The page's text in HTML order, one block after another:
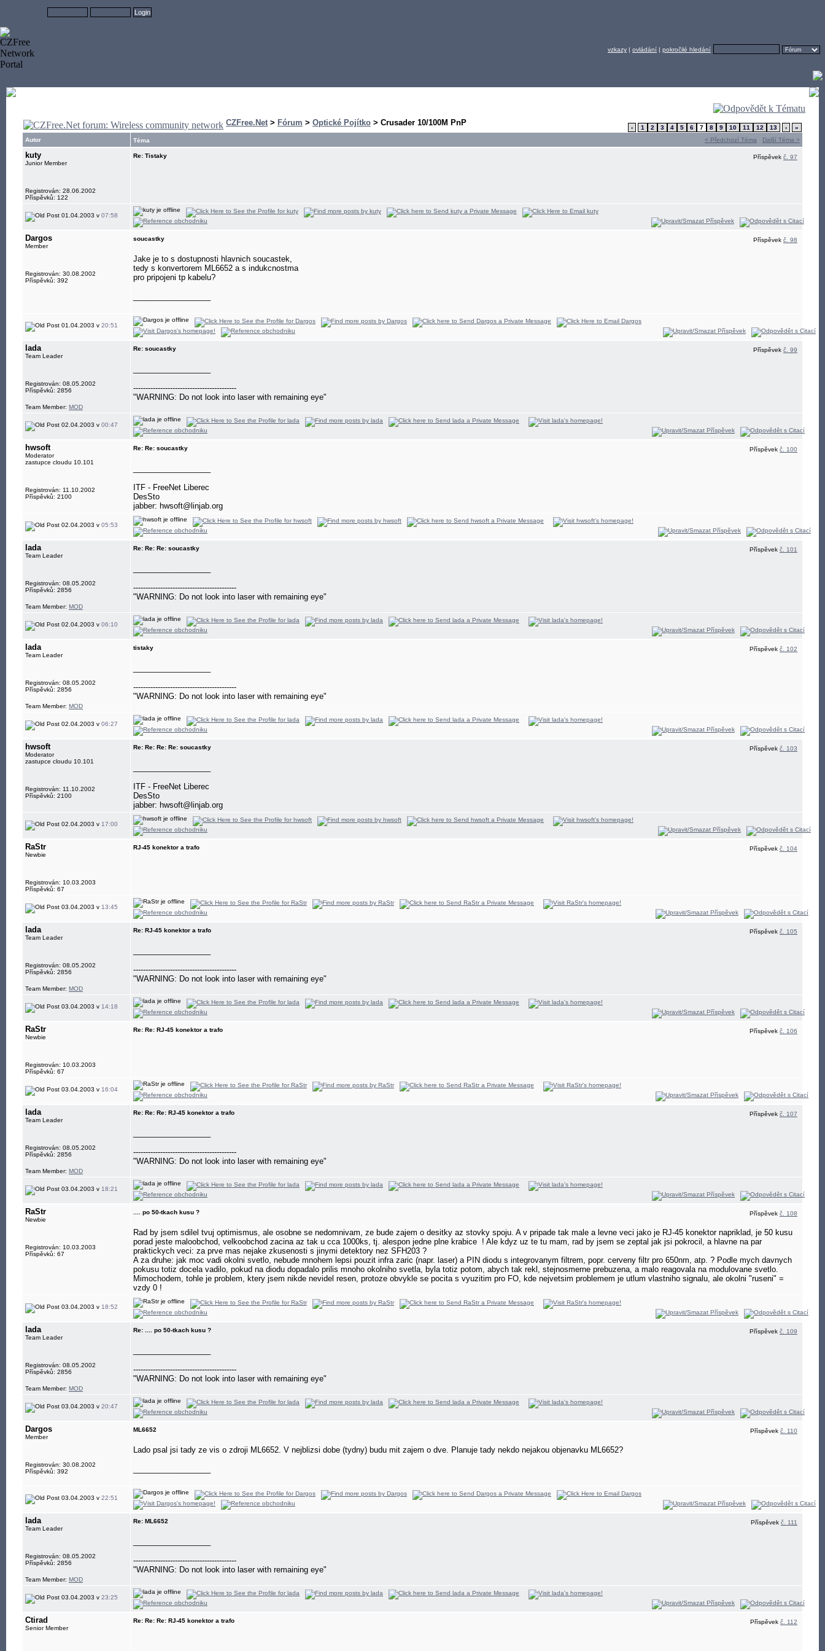
vzkazy | ovládání | pokročilé hledání
CZFree.Net > Fórum > Optické Pojítko > Crusader 10/100M PnP
‹ 1 2 3 4 5 6 7 8 9 10 11 12 13 ›
»
Autor
Téma < Předchozí Téma Další Téma >
kuty
Junior Member
Registrován: 28.06.2002
Příspěvků: 122
Re: Tistaky Příspěvek č. 97
01.04.2003 v 07:58
Dargos
Member
Registrován: 30.08.2002
Příspěvků: 392
soucastky Příspěvek č. 98
Jake je to s dostupnosti hlavnich soucastek,
tedy s konvertorem ML6652 a s indukcnostma
pro pripojeni tp kabelu?
01.04.2003 v 20:51
lada
Team Leader
Registrován: 08.05.2002
Příspěvků: 2856
Team Member: MOD
Re: soucastky Příspěvek č. 99
------------------------------------------
"WARNING: Do not look into laser with remaining eye"
02.04.2003 v 00:47
hwsoft
Moderator
zastupce cloudu 10.101
Registrován: 11.10.2002
Příspěvků: 2100
Re: Re: soucastky Příspěvek č. 100
ITF - FreeNet Liberec
DesSto
jabber: hwsoft@linjab.org
02.04.2003 v 05:53
lada
Team Leader
Registrován: 08.05.2002
Příspěvků: 2856
Team Member: MOD
Re: Re: Re: soucastky Příspěvek č. 101
------------------------------------------
"WARNING: Do not look into laser with remaining eye"
02.04.2003 v 06:10
lada
Team Leader
Registrován: 08.05.2002
Příspěvků: 2856
Team Member: MOD
tistaky Příspěvek č. 102
------------------------------------------
"WARNING: Do not look into laser with remaining eye"
02.04.2003 v 06:27
hwsoft
Moderator
zastupce cloudu 10.101
Registrován: 11.10.2002
Příspěvků: 2100
Re: Re: Re: Re: soucastky Příspěvek č. 103
ITF - FreeNet Liberec
DesSto
jabber: hwsoft@linjab.org
02.04.2003 v 17:00
RaStr
Newbie
Registrován: 10.03.2003
Příspěvků: 67
RJ-45 konektor a trafo Příspěvek č. 104
03.04.2003 v 13:45
lada
Team Leader
Registrován: 08.05.2002
Příspěvků: 2856
Team Member: MOD
Re: RJ-45 konektor a trafo Příspěvek č. 105
------------------------------------------
"WARNING: Do not look into laser with remaining eye"
03.04.2003 v 14:18
RaStr
Newbie
Registrován: 10.03.2003
Příspěvků: 67
Re: Re: RJ-45 konektor a trafo Příspěvek č. 106
03.04.2003 v 16:04
lada
Team Leader
Registrován: 08.05.2002
Příspěvků: 2856
Team Member: MOD
Re: Re: Re: RJ-45 konektor a trafo Příspěvek č. 107
------------------------------------------
"WARNING: Do not look into laser with remaining eye"
03.04.2003 v 18:21
RaStr
Newbie
Registrován: 10.03.2003
Příspěvků: 67
.... po 50-tkach kusu ? Příspěvek č. 108
Rad by jsem sdilel tvuj optimismus, ale osobne se nedomnivam, ze bude zajem o desitky az stovky spoju. A v pripade tak male a levne veci jako je RJ-45 konektor napriklad, je 50 kusu
porad jeste maloobchod, velkoobchod zacina az tak u cca 1000ks, tj. alespon jedne plne krabice ! Ale kdyz uz te tu mam, rad by jsem se zeptal jak jsi pokrocil, a hlavne na par
praktickych veci: za prve mas nejake zkusenosti s jinymi detektory nez SFH203 ?
A za druhe: jak moc vadi okolni svetlo, nebude mnohem lepsi pouzit infra zaric (napr. laser) a PIN diodu s integrovanym filtrem, popr. cerveny filtr pro 650nm, atp. ? Podle mych davnych
pokusu totiz docela vadilo, pokud na diodu dopadalo prilis mnoho okolniho svetla, byla totiz potom, abych tak rekl, stejnosmerne prebuzena, a malo reagovala na modulovane svetlo.
Mimochodem, tohle je problem, ktery jsem nikde nevidel resen, protoze obvykle se pocita s vyuzitim pro FO, kde nejvetsim problemem je utlum vlastniho signalu, ale okolni "ruseni" =
vzdy 0 !
03.04.2003 v 18:52
lada
Team Leader
Registrován: 08.05.2002
Příspěvků: 2856
Team Member: MOD
Re: .... po 50-tkach kusu ? Příspěvek č. 109
------------------------------------------
"WARNING: Do not look into laser with remaining eye"
03.04.2003 v 20:47
Dargos
Member
Registrován: 30.08.2002
Příspěvků: 392
ML6652 Příspěvek č. 110
Lado psal jsi tady ze vis o zdroji ML6652. V nejblizsi dobe (tydny) budu mit zajem o dve. Planuje tady nekdo nejakou objenavku ML6652?
03.04.2003 v 22:51
lada
Team Leader
Registrován: 08.05.2002
Příspěvků: 2856
Team Member: MOD
Re: ML6652 Příspěvek č. 111
------------------------------------------
"WARNING: Do not look into laser with remaining eye"
03.04.2003 v 23:25
Ctirad
Senior Member
Re: Re: Re: RJ-45 konektor a trafo Příspěvek č. 112